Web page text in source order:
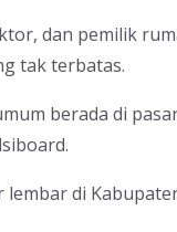
dan pemilik
tak terbatas.
berada di
di